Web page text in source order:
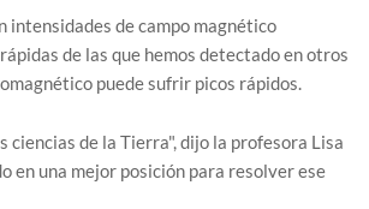
intensidades de campo magnético
de las que hemos detectado en otros
puede sufrir picos rápidos.
ciencias de la Tierra", dijo la profesora Lisa
en una mejor posición para resolver ese